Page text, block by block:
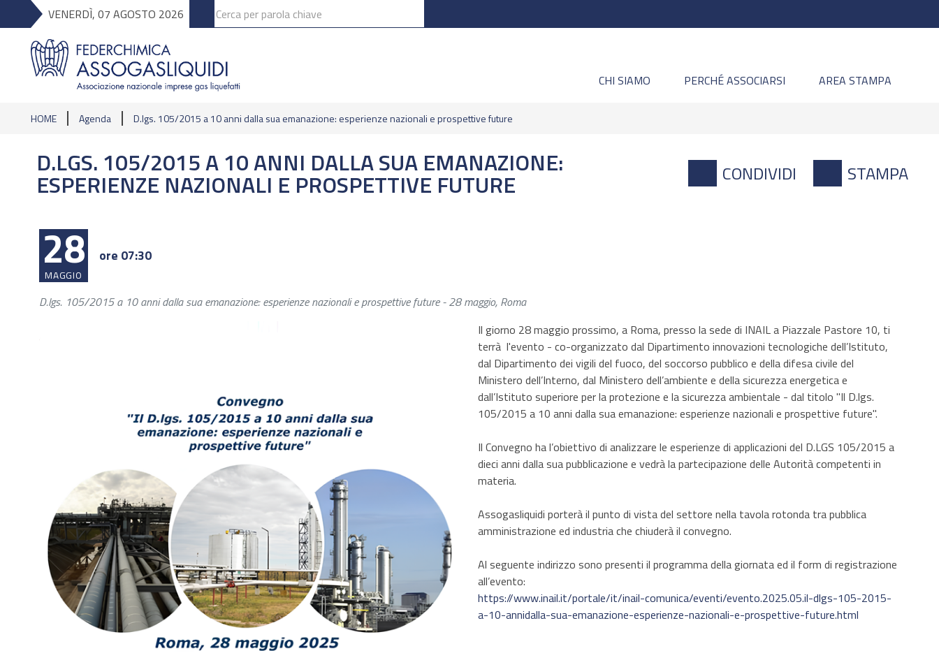
VENERDÌ, 07 AGOSTO 2026
CHI SIAMO PERCHÉ ASSOCIARSI AREA STAMPA
HOME Agenda D.lgs. 105/2015 a 10 anni dalla sua emanazione: esperienze nazionali e prospettive future
D.LGS. 105/2015 A 10 ANNI DALLA SUA EMANAZIONE:
ESPERIENZE NAZIONALI E PROSPETTIVE FUTURE CONDIVIDI STAMPA
28
MAGGIO
ore 07:30
D.lgs. 105/2015 a 10 anni dalla sua emanazione: esperienze nazionali e prospettive future - 28 maggio, Roma
Il giorno 28 maggio prossimo, a Roma, presso la sede di INAIL a Piazzale Pastore 10, ti
terrà l'evento - co-organizzato dal Dipartimento innovazioni tecnologiche dell’Istituto,
dal Dipartimento dei vigili del fuoco, del soccorso pubblico e della difesa civile del
Ministero dell’Interno, dal Ministero dell’ambiente e della sicurezza energetica e
dall’Istituto superiore per la protezione e la sicurezza ambientale - dal titolo "Il D.lgs.
105/2015 a 10 anni dalla sua emanazione: esperienze nazionali e prospettive future".
Il Convegno ha l’obiettivo di analizzare le esperienze di applicazioni del D.LGS 105/2015 a
dieci anni dalla sua pubblicazione e vedrà la partecipazione delle Autorità competenti in
materia.
Assogasliquidi porterà il punto di vista del settore nella tavola rotonda tra pubblica
amministrazione ed industria che chiuderà il convegno.
Al seguente indirizzo sono presenti il programma della giornata ed il form di registrazione
all’evento:
https://www.inail.it/portale/it/inail-comunica/eventi/evento.2025.05.il-dlgs-105-2015-
a-10-annidalla-sua-emanazione-esperienze-nazionali-e-prospettive-future.html